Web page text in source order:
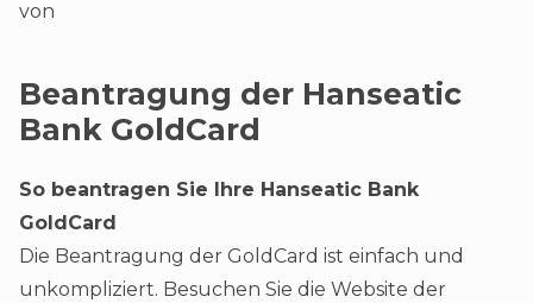
von
Beantragung der Hanseatic
Bank GoldCard
So beantragen Sie Ihre Hanseatic Bank
GoldCard
Die Beantragung der GoldCard ist einfach und
unkompliziert. Besuchen Sie die Website der